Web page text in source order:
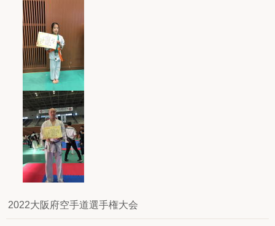
2022大阪府空手道選手権大会